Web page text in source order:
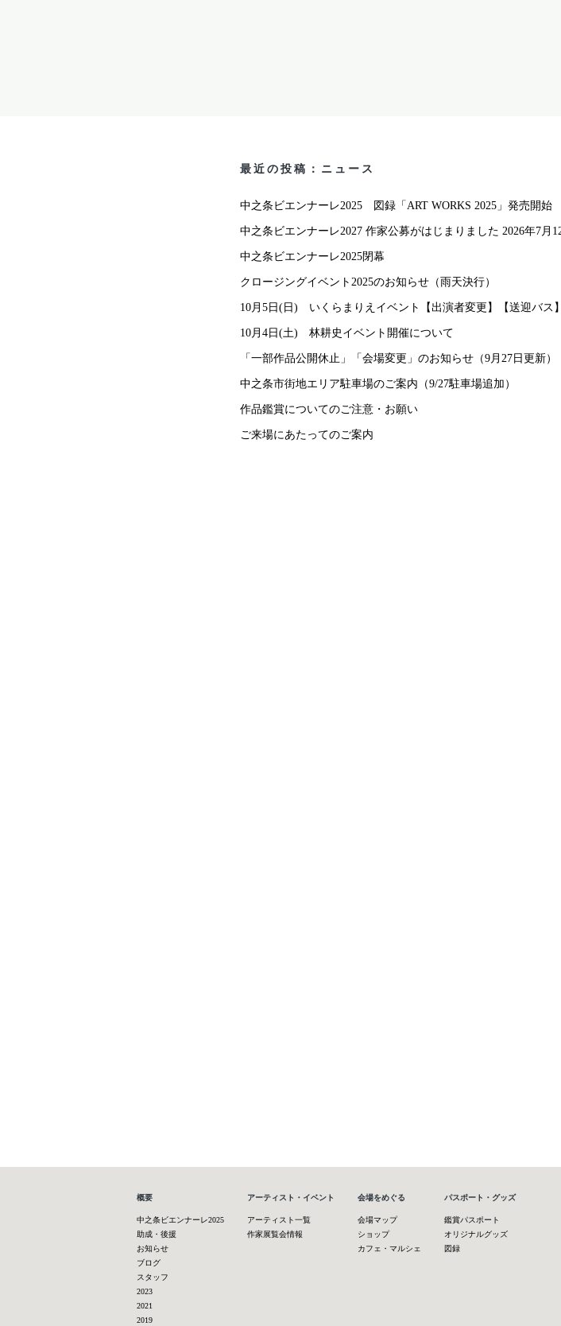
最近の投稿：ニュース
中之条ビエンナーレ2025 図録「ART WORKS 2025」発売開始
中之条ビエンナーレ2027 作家公募がはじまりました 2026年7月
中之条ビエンナーレ2025閉幕
クロージングイベント2025のお知らせ（雨天決行）
10月5日(日) いくらまりえイベント【出演者変更】【送迎バス
10月4日(土) 林耕史イベント開催について
「一部作品公開休止」「会場変更」のお知らせ（9月27日更新）
中之条市街地エリア駐車場のご案内（9/27駐車場追加）
作品鑑賞についてのご注意・お願い
ご来場にあたってのご案内
概要
中之条ビエンナーレ2025
助成・後援
お知らせ
ブログ
スタッフ
2023
2021
2019
アーティスト・イベント
アーティスト一覧
作家展覧会情報
会場をめぐる
会場マップ
ショップ
カフェ・マルシェ
パスポート・グッズ
鑑賞パスポート
オリジナルグッズ
図録